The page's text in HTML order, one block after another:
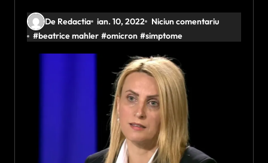
De Redactia ian. 10, 2022
Niciun comentariu
#beatrice mahler #omicron #simptome